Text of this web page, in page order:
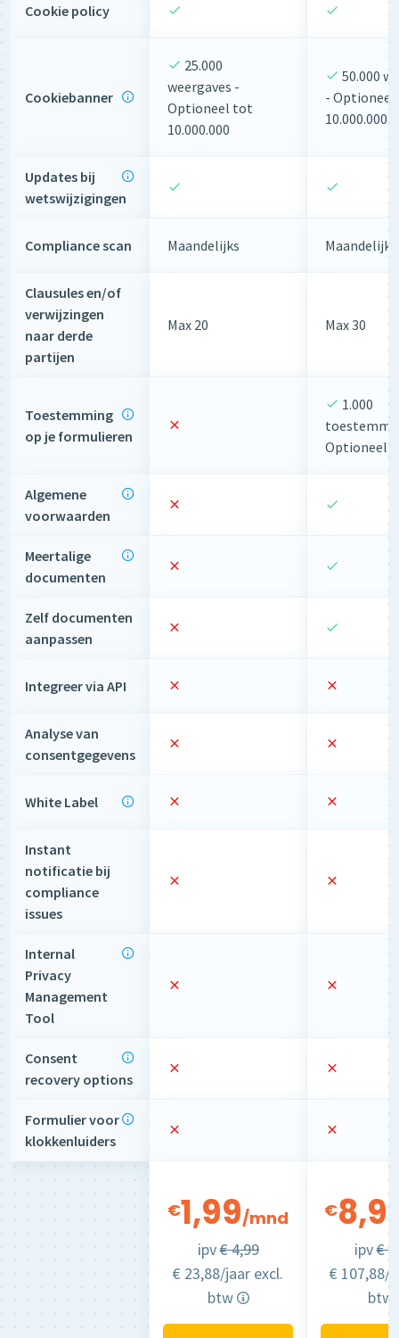
Cookie policy
Cookiebanner
25.000
weergaves -
Optioneel tot
10.000.000
50.000
-
10.000.000
Updates bij
wetswijzigingen
Compliance scan Maandelijks Maandelijks
Clausules en/of
verwijzingen
naar derde
partijen
Max 20 Max 30
Toestemming
op je formulieren
1.000
Optioneel
Algemene
voorwaarden
Meertalige
documenten
Zelf documenten
aanpassen
Integreer via API
Analyse van
consentgegevens
White Label
Instant
notificatie bij
compliance
issues
Internal
Privacy
Management
Tool
Consent
recovery options
Formulier voor
klokkenluiders
€1,99/mnd
ipv€ 4,99
€ 23,88/jaar excl.
btw
€
ipv€
€ 107,88/
btw